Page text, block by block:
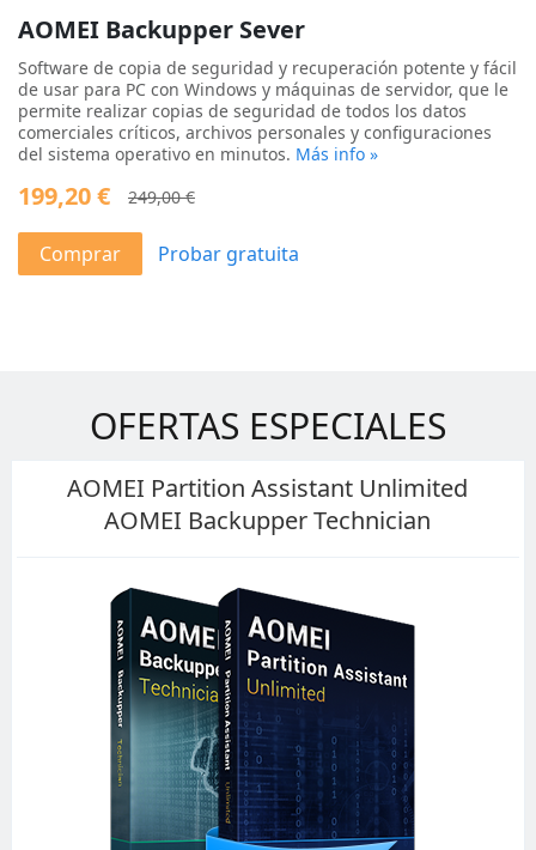
AOMEI Backupper Sever
Software de copia de seguridad y recuperación potente y fácil
de usar para PC con Windows y máquinas de servidor, que le
permite realizar copias de seguridad de todos los datos
comerciales críticos, archivos personales y configuraciones
del sistema operativo en minutos. Más info »
199,20 € 249,00 €
Comprar Probar gratuita
OFERTAS ESPECIALES
AOMEI Partition Assistant Unlimited
AOMEI Backupper Technician